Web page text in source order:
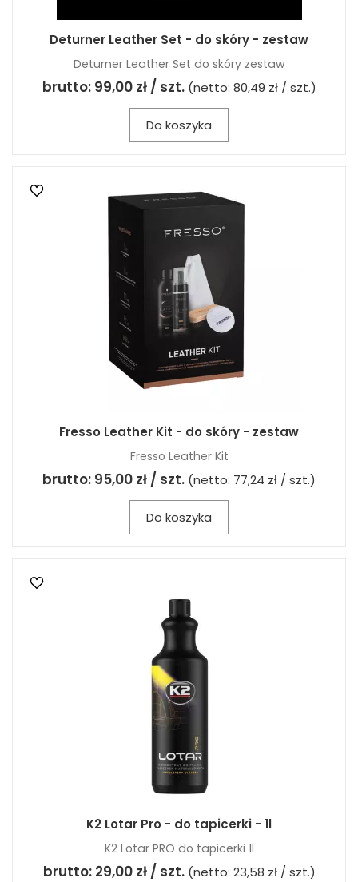
Deturner Leather Set - do skóry - zestaw
Deturner Leather Set do skóry zestaw
brutto: 99,00 zł / szt. (netto: 80,49 zł / szt.)
Do koszyka
Fresso Leather Kit - do skóry - zestaw
Fresso Leather Kit
brutto: 95,00 zł / szt. (netto: 77,24 zł / szt.)
Do koszyka
K2 Lotar Pro - do tapicerki - 1l
K2 Lotar PRO do tapicerki 1l
brutto: 29,00 zł / szt. (netto: 23,58 zł / szt.)